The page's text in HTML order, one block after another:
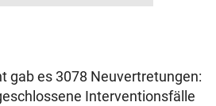
gab es 3078 Neuvertretungen:
Interventionsfälle